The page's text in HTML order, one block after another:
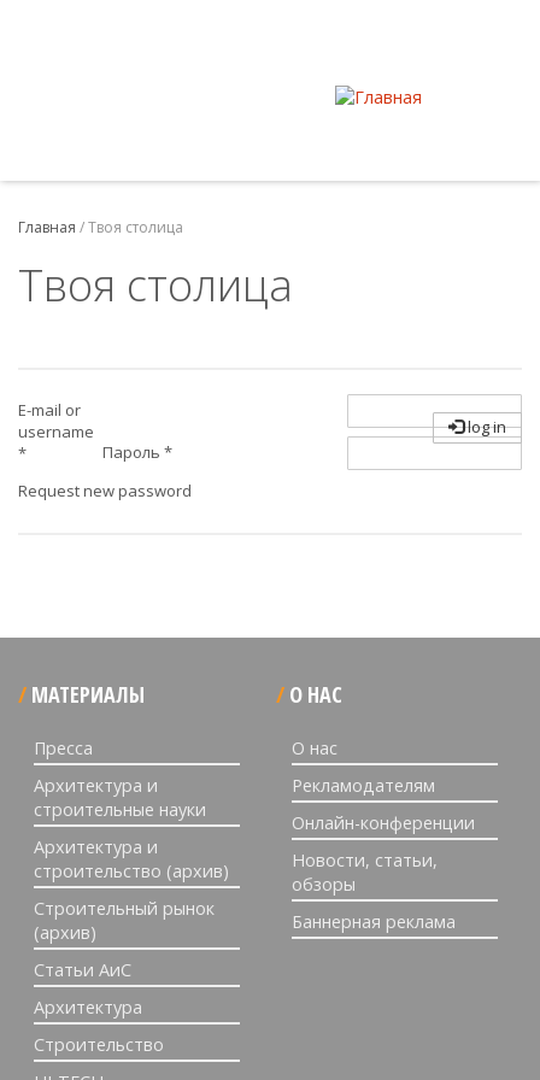
Главная /Твоя столица
Твоя столица
E-mail or
username
*
Пароль *
Request new password
log in
МАТЕРИАЛЫ
Пресса
Архитектура и
строительные науки
Архитектура и
строительство (архив)
Строительный рынок
(архив)
Статьи АиС
Архитектура
Строительство
О НАС
О нас
Рекламодателям
Онлайн-конференции
Новости, статьи,
обзоры
Баннерная реклама